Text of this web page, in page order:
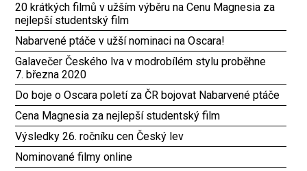
20 krátkých filmů v užším výběru na Cenu Magnesia za
nejlepší studentský film
Nabarvené ptáče v užší nominaci na Oscara!
Galavečer Českého lva v modrobílém stylu proběhne
7. března 2020
Do boje o Oscara poletí za ČR bojovat Nabarvené ptáče
Cena Magnesia za nejlepší studentský film
Výsledky 26. ročníku cen Český lev
Nominované filmy online